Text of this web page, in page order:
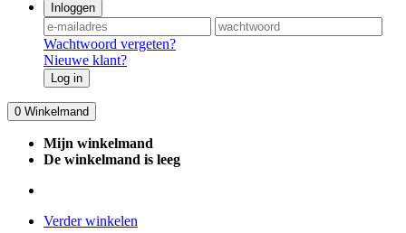
Inloggen
Wachtwoord vergeten?
Nieuwe klant?
Log in
0 Winkelmand
Mijn winkelmand
De winkelmand is leeg
Verder winkelen